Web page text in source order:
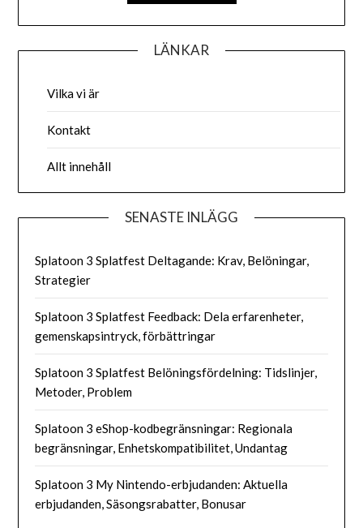
LÄNKAR
Vilka vi är
Kontakt
Allt innehåll
SENASTE INLÄGG
Splatoon 3 Splatfest Deltagande: Krav, Belöningar,
Strategier
Splatoon 3 Splatfest Feedback: Dela erfarenheter,
gemenskapsintryck, förbättringar
Splatoon 3 Splatfest Belöningsfördelning: Tidslinjer,
Metoder, Problem
Splatoon 3 eShop-kodbegränsningar: Regionala
begränsningar, Enhetskompatibilitet, Undantag
Splatoon 3 My Nintendo-erbjudanden: Aktuella
erbjudanden, Säsongsrabatter, Bonusar